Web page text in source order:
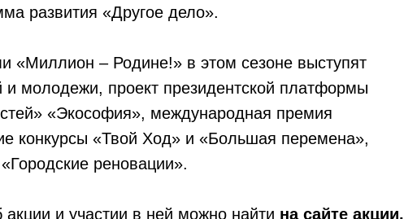
развития «Другое дело».
«Миллион – Родине!» в этом сезоне выступят
и молодежи, проект президентской платформы
«Экософия», международная премия
конкурсы «Твой Ход» и «Большая перемена»,
реновации».
и участии в ней можно найти на сайте акции.